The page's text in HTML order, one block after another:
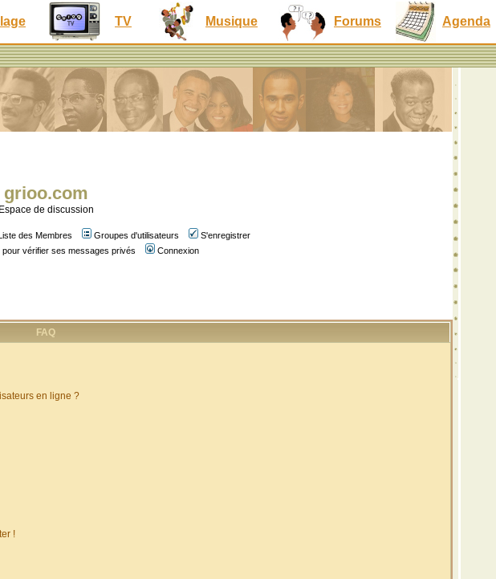
TV Musique Forums Agenda
grioo.com
Espace de discussion
des Membres Groupes d'utilisateurs
S'enregistrer
pour vérifier ses messages privés Connexion
FAQ
en ligne ?
!